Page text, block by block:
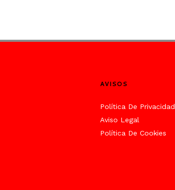
AVISOS
Política De Privacidad
Aviso Legal
Política De Cookies